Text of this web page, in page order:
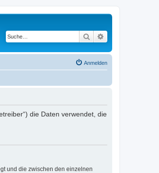
Suche
Anmelden
die Daten verwendet, die
und die zwischen den einzelnen